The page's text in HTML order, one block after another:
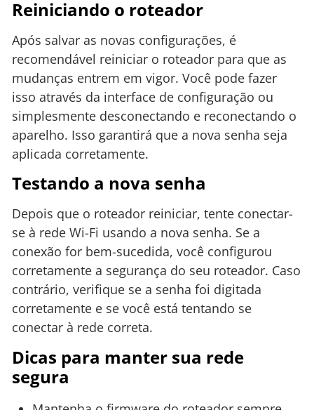
Reiniciando o roteador
Após salvar as novas configurações, é
recomendável reiniciar o roteador para que as
mudanças entrem em vigor. Você pode fazer
isso através da interface de configuração ou
simplesmente desconectando e reconectando o
aparelho. Isso garantirá que a nova senha seja
aplicada corretamente.
Testando a nova senha
Depois que o roteador reiniciar, tente conectar-
se à rede Wi-Fi usando a nova senha. Se a
conexão for bem-sucedida, você configurou
corretamente a segurança do seu roteador. Caso
contrário, verifique se a senha foi digitada
corretamente e se você está tentando se
conectar à rede correta.
Dicas para manter sua rede
segura